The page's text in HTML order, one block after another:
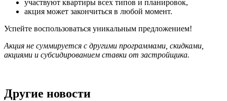
участвуют квартиры всех типов и планировок,
акция может закончиться в любой момент.
Успейте воспользоваться уникальным предложением!
Акция не суммируется с другими программами, скидками,
акциями и субсидированием ставки от застройщика.
Другие новости